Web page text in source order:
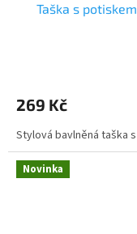
Taška s
269 Kč
Stylová bavlněná taška
Novinka